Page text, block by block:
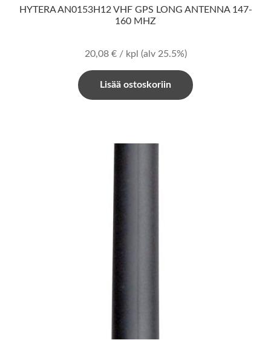
HYTERA AN0153H12 VHF GPS LONG ANTENNA 147-
160 MHZ
20,08 €/ kpl (alv 25.5%)
Lisää ostoskoriin